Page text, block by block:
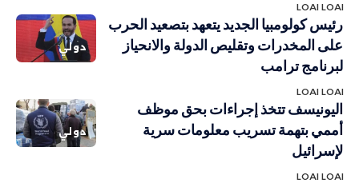
LOAI LOAI
دولي
رئيس كولومبيا الجديد يتعهد بتصعيد الحرب
على المخدرات وتقليص الدولة والانحياز
لبرنامج ترامب
LOAI LOAI
دولي
اليونيسف تتخذ إجراءات بحق موظف
أممي بتهمة تسريب معلومات سرية
لإسرائيل
LOAI LOAI